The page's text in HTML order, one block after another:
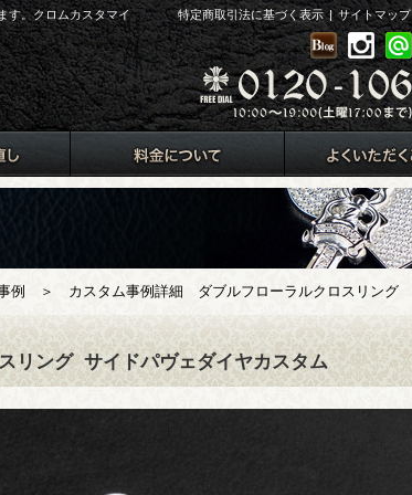
す。クロムカスタマイ
サイトマップ
|
特定商取引法に基づく表示
例 ＞ カスタム事例詳細 ダブルフローラルクロスリング
リング サイドパヴェダイヤカスタム